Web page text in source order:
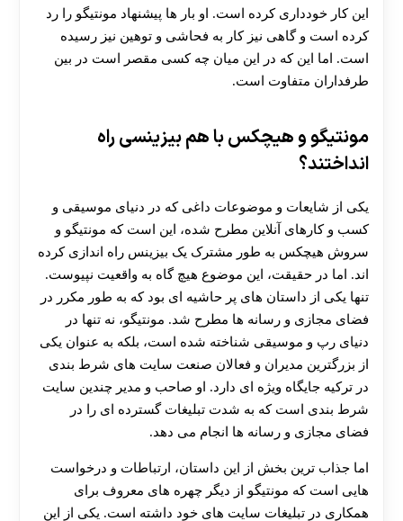
این کار خودداری کرده است. او بار ها پیشنهاد مونتیگو را رد
کرده است و گاهی نیز کار به فحاشی و توهین نیز رسیده
است. اما این که در این میان چه کسی مقصر است در بین
طرفداران متفاوت است.
مونتیگو و هیچکس با هم بیزینسی راه
انداختند؟
یکی از شایعات و موضوعات داغی که در دنیای موسیقی و
کسب‌ و کارهای آنلاین مطرح شده، این است که مونتیگو و
سروش هیچکس به‌ طور مشترک یک بیزینس راه‌ اندازی کرده‌
اند. اما در حقیقت، این موضوع هیچ‌ گاه به واقعیت نپیوست.
تنها یکی از داستان‌ های پر حاشیه‌ ای بود که به طور مکرر در
فضای مجازی و رسانه‌ ها مطرح شد. مونتیگو، نه تنها در
دنیای رپ و موسیقی شناخته‌ شده است، بلکه به عنوان یکی
از بزرگترین مدیران و فعالان صنعت سایت‌ های شرط‌ بندی
در ترکیه جایگاه ویژه‌ ای دارد. او صاحب و مدیر چندین سایت
شرط‌ بندی است که به شدت تبلیغات گسترده‌ ای را در
فضای مجازی و رسانه‌ ها انجام می‌ دهد.
اما جذاب‌ ترین بخش از این داستان، ارتباطات و درخواست‌
هایی است که مونتیگو از دیگر چهره‌ های معروف برای
همکاری در تبلیغات سایت‌ های خود داشته است. یکی از این